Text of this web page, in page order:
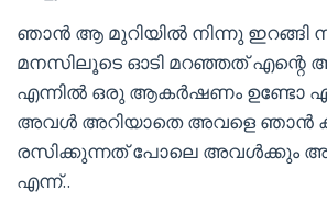
ഞാൻ ആ മുറിയിൽ നിന്നു ഇറങ്ങി
മനസിലൂടെ ഓടി മറഞ്ഞത് എന്റെ
എന്നിൽ ഒരു ആകർഷണം ഉണ്ടോ
അവൾ അറിയാതെ അവളെ ഞാൻ
രസിക്കുന്നത് പോലെ അവൾക്കും
എന്ന്..